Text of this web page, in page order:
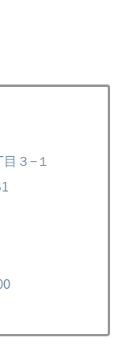
３−１